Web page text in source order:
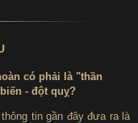
có phải là "thần
- đột quỵ?
tin gần đây đưa ra là